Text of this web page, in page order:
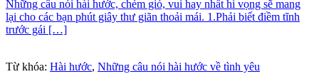
Những câu nói hài hước, chém gió, vui hay nhất hi vọng sẽ mang
lại cho các bạn phút giây thư giãn thoải mái. 1.Phải biết điềm tĩnh
trước gái […]
Từ khóa: Hài hước, Những câu nói hài hước về tình yêu